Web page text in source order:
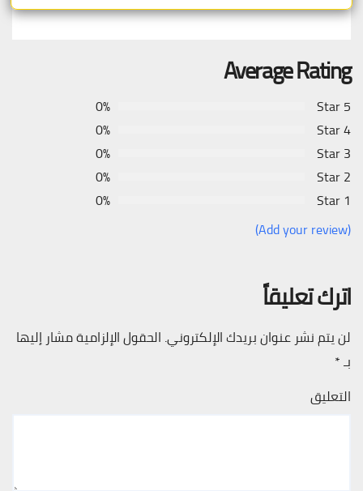
Average Rating
5 Star
0%
4 Star
0%
3 Star
0%
2 Star
0%
1 Star
0%
(Add your review)
اترك تعليقاً
لن يتم نشر عنوان بريدك الإلكتروني. الحقول الإلزامية مشار إليها
بـ*
التعليق